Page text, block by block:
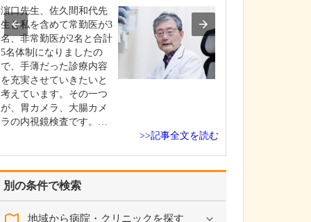
別の条件で検索
地域から病院・クリニックを探す
濵口先生、佐久間和代先
生と私を含めて常勤医が3
名、非常勤医が2名と合計
5名体制になりましたの
で、手薄だった診療内容
を充実させていきたいと
考えています。その一つ
が、胃カメラ、大腸カメ
ラの内視鏡検査です。…
>>記事全文を読む